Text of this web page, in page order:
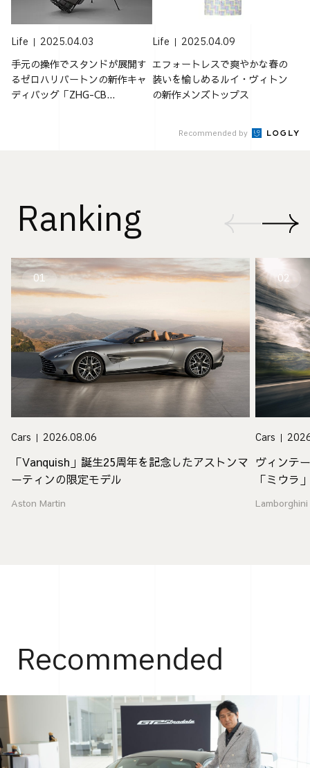
Life 2025.04.03
手元の操作でスタンドが展開す
るゼロハリバートンの新作キャ
ディバッグ「ZHG-CB...
Life 2025.04.09
エフォートレスで爽やかな春の
装いを愉しめるルイ・ヴィトン
の新作メンズトップス
Recommended by
Ranking
01
Cars 2026.08.06
「Vanquish」誕生25周年を記念したアストンマ
ーティンの限定モデル
Aston Martin
02
Cars
ヴィンテ
「ミウラ
Lamborghini
Recommended